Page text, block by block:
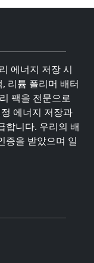
에너지 저장 시
리튬 폴리머 배터
팩을 전문으로
에너지 저장과
합니다. 우리의 배
증을 받았으며 일